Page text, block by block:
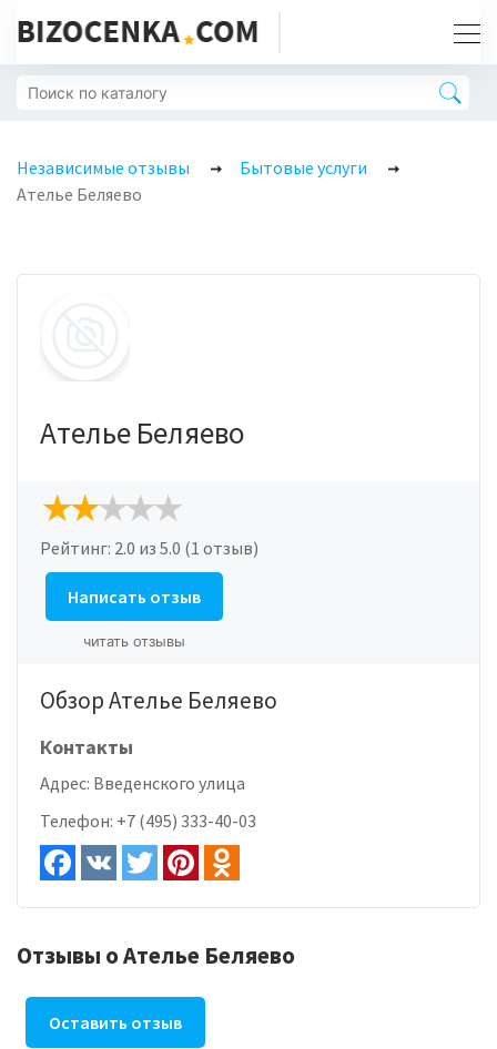
Независимые отзывы
Бытовые услуги
Ателье Беляево
Ателье Беляево
Рейтинг: 2.0 из 5.0 (1 отзыв)
Написать отзыв
читать отзывы
Обзор Ателье Беляево
Контакты
Адрес: Введенского улица
Телефон: +7 (495) 333-40-03
Отзывы о Ателье Беляево
Оставить отзыв